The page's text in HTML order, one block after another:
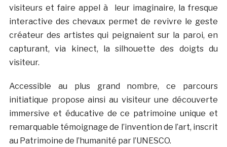
visiteurs et faire appel à leur imaginaire, la fresque
interactive des chevaux permet de revivre le geste
créateur des artistes qui peignaient sur la paroi, en
capturant, via kinect, la silhouette des doigts du
visiteur.
Accessible au plus grand nombre, ce parcours
initiatique propose ainsi au visiteur une découverte
immersive et éducative de ce patrimoine unique et
remarquable témoignage de l’invention de l’art, inscrit
au Patrimoine de l’humanité par l’UNESCO.